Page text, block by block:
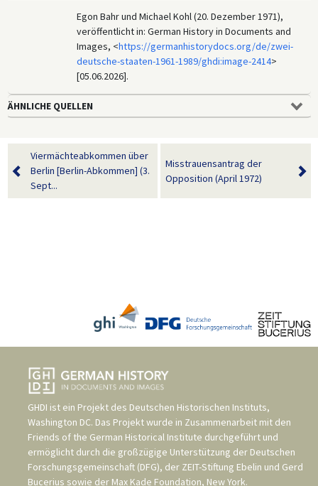
Egon Bahr und Michael Kohl (20. Dezember 1971),
veröffentlicht in: German History in Documents and
Images, <https://germanhistorydocs.org/de/zwei-
deutsche-staaten-1961-1989/ghdi:image-2414>
[05.06.2026].
ÄHNLICHE QUELLEN
Viermächteabkommen über
Berlin [Berlin-Abkommen] (3.
Sept...
Misstrauensantrag der
Opposition (April 1972)
GHDI ist ein Projekt des Deutschen Historischen Instituts,
Washington DC. Das Projekt wurde in Zusammenarbeit mit den
Friends of the German Historical Institute durchgeführt und
ermöglicht durch die großzügige Unterstützung der Deutschen
Forschungsgemeinschaft (DFG), der ZEIT-Stiftung Ebelin und Gerd
Bucerius sowie der Max Kade Foundation, New York.